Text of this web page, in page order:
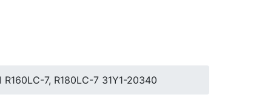
7, R180LC-7 31Y1-20340